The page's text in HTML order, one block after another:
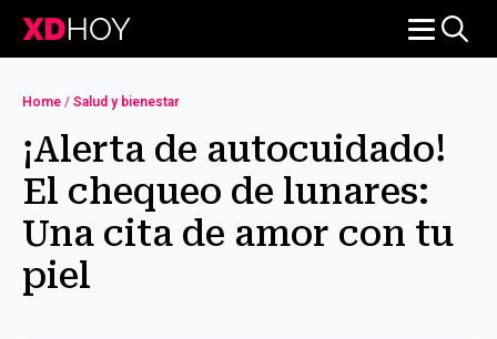
Search
Home / Salud y bienestar
¡Alerta de autocuidado!
El chequeo de lunares:
Una cita de amor con tu
piel